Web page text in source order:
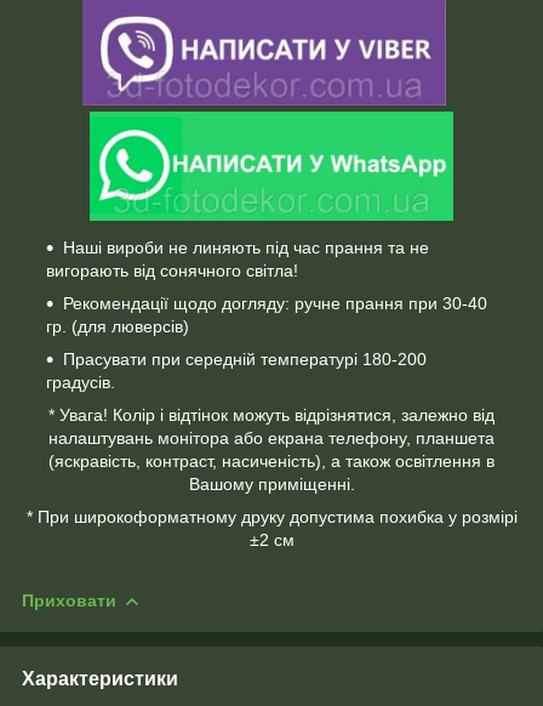
Наші вироби не линяють під час прання та не
вигорають від сонячного світла!
Рекомендації щодо догляду: ручне прання при 30-40
гр. (для люверсів)
Прасувати при середній температурі 180-200
градусів.
* Увага! Колір і відтінок можуть відрізнятися, залежно від
налаштувань монітора або екрана телефону, планшета
(яскравість, контраст, насиченість), а також освітлення в
Вашому приміщенні.
* При широкоформатному друку допустима похибка у розмірі
±2 см
Приховати
Характеристики